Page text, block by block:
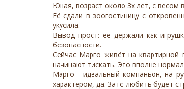
Юная, возраст около 3х лет, с весом
Её сдали в зоогостиницу с
укусила.
Вывод прост: её держали как
безопасности.
Сейчас Марго живёт на квартирной
начинают тискать. Это вполне
Марго - идеальный компаньон, на
характером, да. Зато любить будет